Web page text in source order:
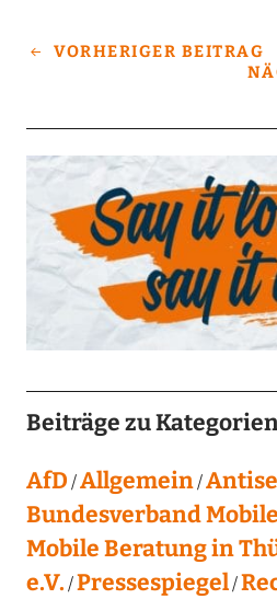
VORHERIGER BEITRAG
Beiträge zu
AfD Allgemein
Bundesverband
Mobile Beratung in
e.V. Pressespiegel